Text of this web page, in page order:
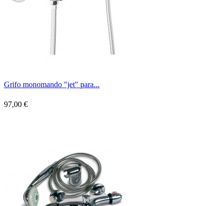
Grifo monomando "jet" para...
97,00 €